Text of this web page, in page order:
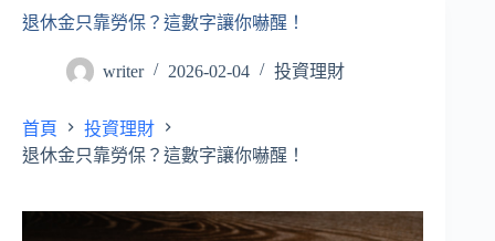
退休金只靠勞保？這數字讓你嚇醒！
writer 2026-02-04 投資理財
首頁
投資理財
退休金只靠勞保？這數字讓你嚇醒！